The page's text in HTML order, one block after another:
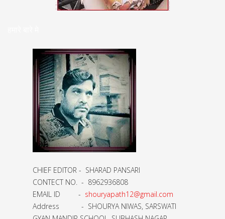
CHIEF EDITOR - SHARAD PANSARI
CONTECT NO. - 8962936808
EMAIL ID - shouryapath12@gmail.com
Address - SHOURYA NIWAS, SARSWATI